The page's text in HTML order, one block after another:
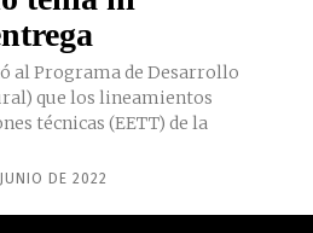
al Programa de Desarrollo
que los lineamientos
técnicas (EETT) de la
DE 2022